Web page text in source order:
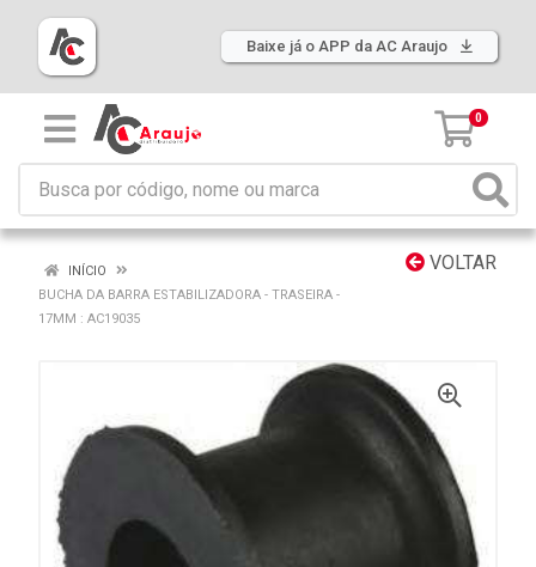
Baixe já o APP da AC Araujo
0
VOLTAR
INÍCIO
BUCHA DA BARRA ESTABILIZADORA - TRASEIRA -
17MM : AC19035